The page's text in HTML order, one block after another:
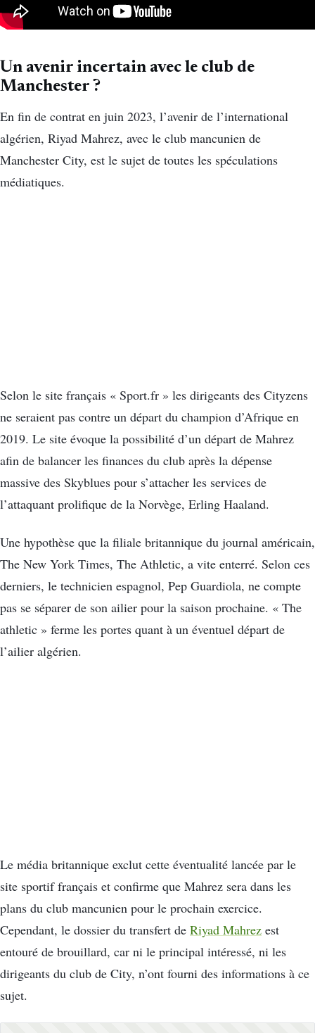
Un avenir incertain avec le club de
Manchester ?
En fin de contrat en juin 2023, l’avenir de l’international
algérien, Riyad Mahrez, avec le club mancunien de
Manchester City, est le sujet de toutes les spéculations
médiatiques.
Selon le site français « Sport.fr » les dirigeants des Cityzens
ne seraient pas contre un départ du champion d’Afrique en
2019. Le site évoque la possibilité d’un départ de Mahrez
afin de balancer les finances du club après la dépense
massive des Skyblues pour s’attacher les services de
l’attaquant prolifique de la Norvège, Erling Haaland.
Une hypothèse que la filiale britannique du journal américain,
The New York Times, The Athletic, a vite enterré. Selon ces
derniers, le technicien espagnol, Pep Guardiola, ne compte
pas se séparer de son ailier pour la saison prochaine. « The
athletic » ferme les portes quant à un éventuel départ de
l’ailier algérien.
Le média britannique exclut cette éventualité lancée par le
site sportif français et confirme que Mahrez sera dans les
plans du club mancunien pour le prochain exercice.
Cependant, le dossier du transfert de Riyad Mahrez est
entouré de brouillard, car ni le principal intéressé, ni les
dirigeants du club de City, n’ont fourni des informations à ce
sujet.